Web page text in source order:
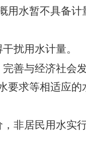
用水暂不具备计
扰用水计量。
善与经济社会
要求等相适应的
非居民用水实